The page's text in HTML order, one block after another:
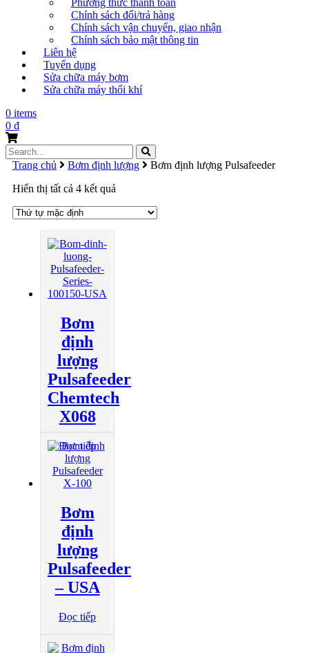
Phương thức thanh toán
Chính sách đổi/trả hàng
Chính sách vận chuyển, giao nhận
Chính sách bảo mật thông tin
Liên hệ
Tuyển dụng
Sửa chữa máy bơm
Sửa chữa máy thổi khí
0 items
0 ₫
Search
for:Trang chủ Bơm định lượng
Bơm định lượng Pulsafeeder
Hiển thị tất cả 4 kết quả
Bơm
định
lượng
Pulsafeeder
Chemtech
X068
Đọc tiếp
Bơm
định
lượng
Pulsafeeder
– USA
Đọc tiếp